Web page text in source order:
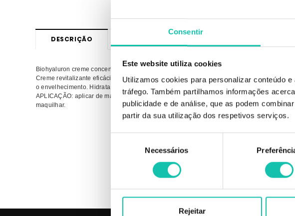
Consentir
Este website utiliza cookies
Utilizamos cookies para personalizar conteúdo
tráfego. Também partilhamos informações
publicidade e de análise, que as podem
partir da sua utilização dos respetivos serviços.
consentimento
Necessários
Rejeitar
DESCRIÇÃO
Biohyaluron creme concentrado dia e noite 60+
Creme revitalizante eficácia necessária para manter a juventude e beleza da pele.
o envelhecimento. Hidrata e revitaliza e dando iluminação à pele.
APLICAÇÃO: aplicar de manhã e à noite sobre a pele limpa no rosto, pescoço e decote.
maquilhar.